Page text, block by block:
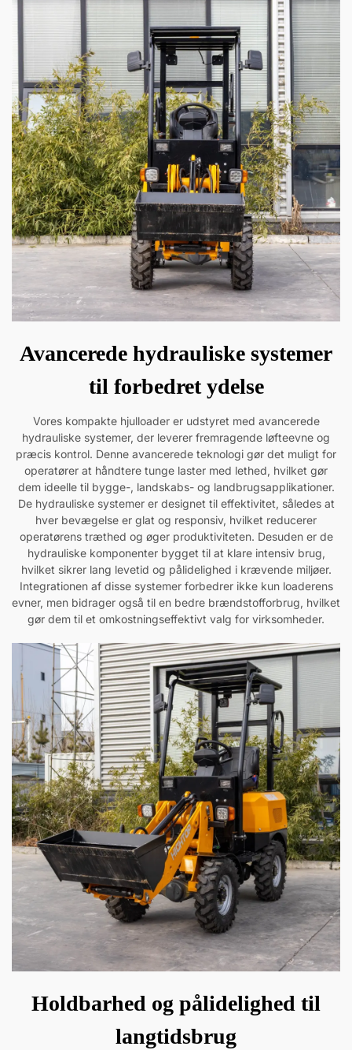
Avancerede hydrauliske systemer
til forbedret ydelse
Vores kompakte hjulloader er udstyret med avancerede
hydrauliske systemer, der leverer fremragende løfteevne og
præcis kontrol. Denne avancerede teknologi gør det muligt for
operatører at håndtere tunge laster med lethed, hvilket gør
dem ideelle til bygge-, landskabs- og landbrugsapplikationer.
De hydrauliske systemer er designet til effektivitet, således at
hver bevægelse er glat og responsiv, hvilket reducerer
operatørens træthed og øger produktiviteten. Desuden er de
hydrauliske komponenter bygget til at klare intensiv brug,
hvilket sikrer lang levetid og pålidelighed i krævende miljøer.
Integrationen af disse systemer forbedrer ikke kun loaderens
evner, men bidrager også til en bedre brændstofforbrug, hvilket
gør dem til et omkostningseffektivt valg for virksomheder.
Holdbarhed og pålidelighed til
langtidsbrug